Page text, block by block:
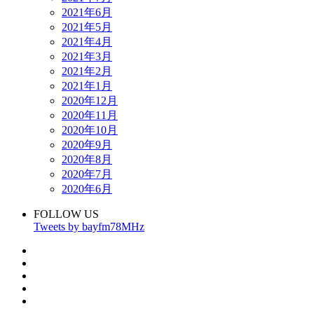
2021年6月
2021年5月
2021年4月
2021年3月
2021年2月
2021年1月
2020年12月
2020年11月
2020年10月
2020年9月
2020年8月
2020年7月
2020年6月
FOLLOW US
Tweets by bayfm78MHz